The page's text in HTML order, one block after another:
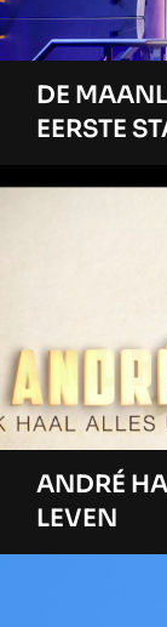
DE
EERSTE
ANDRÉ
LEVEN